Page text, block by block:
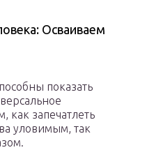
Осваиваем
показать
как запечатлеть
уловимым, так